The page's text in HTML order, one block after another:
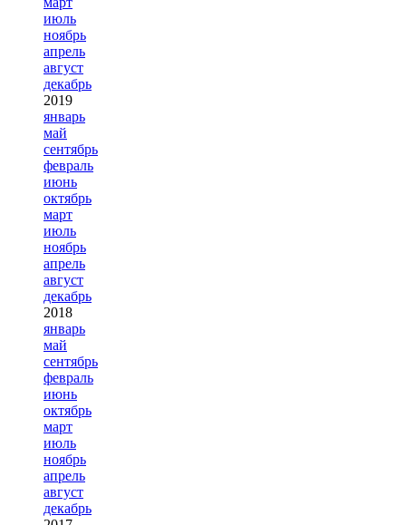
июль
ноябрь
апрель
август
декабрь
2019
январь
май
сентябрь
февраль
июнь
октябрь
март
июль
ноябрь
апрель
август
декабрь
2018
январь
май
сентябрь
февраль
июнь
октябрь
март
июль
ноябрь
апрель
август
декабрь